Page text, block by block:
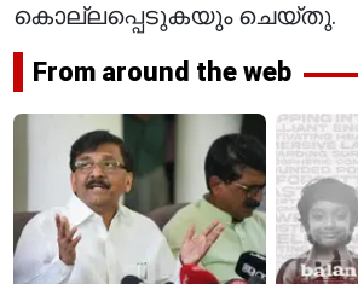
കൊല്ലപ്പെടുകയും ചെയ്തു.
From around the web